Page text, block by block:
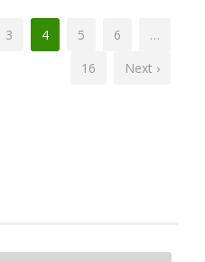
3 4 5 6
…
16
Next ›